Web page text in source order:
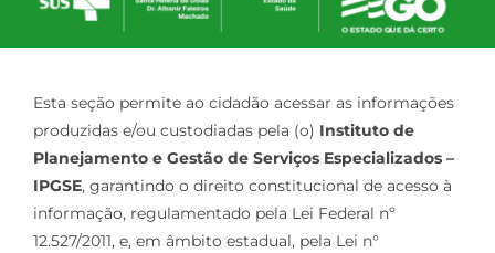
Esta seção permite ao cidadão acessar as informações
produzidas e/ou custodiadas pela (o) Instituto de
Planejamento e Gestão de Serviços Especializados –
IPGSE, garantindo o direito constitucional de acesso à
informação, regulamentado pela Lei Federal nº
12.527/2011, e, em âmbito estadual, pela Lei n°